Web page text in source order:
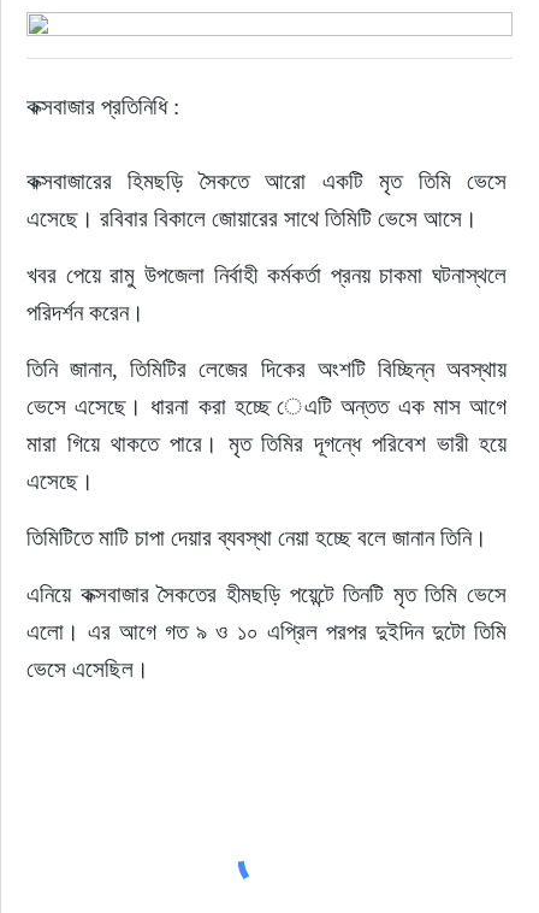
কক্সবাজার প্রতিনিধি :
কক্সবাজারের হিমছড়ি সৈকতে আরো একটি মৃত তিমি ভেসে
এসেছে। রবিবার বিকালে জোয়ারের সাথে তিমিটি ভেসে আসে।
খবর পেয়ে রামু উপজেলা নির্বাহী কর্মকর্তা প্রনয় চাকমা ঘটনাস্থলে
পরিদর্শন করেন।
তিনি জানান, তিমিটির লেজের দিকের অংশটি বিচ্ছিন্ন অবস্থায়
ভেসে এসেছে। ধারনা করা হচ্ছে েএটি অন্তত এক মাস আগে
মারা গিয়ে থাকতে পারে। মৃত তিমির দূগন্ধে পরিবেশ ভারী হয়ে
এসেছে।
তিমিটিতে মাটি চাপা দেয়ার ব্যবস্থা নেয়া হচ্ছে বলে জানান তিনি।
এনিয়ে কক্সবাজার সৈকতের হীমছড়ি পয়েন্টে তিনটি মৃত তিমি ভেসে
এলো। এর আগে গত ৯ ও ১০ এপ্রিল পরপর দুইদিন দুটো তিমি
ভেসে এসেছিল।